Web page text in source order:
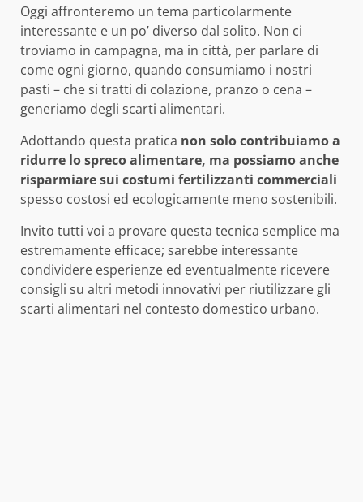
Oggi affronteremo un tema particolarmente
interessante e un po’ diverso dal solito. Non ci
troviamo in campagna, ma in città, per parlare di
come ogni giorno, quando consumiamo i nostri
pasti – che si tratti di colazione, pranzo o cena –
generiamo degli scarti alimentari.
Adottando questa pratica non solo contribuiamo a
ridurre lo spreco alimentare, ma possiamo anche
risparmiare sui costumi fertilizzanti commerciali
spesso costosi ed ecologicamente meno sostenibili.
Invito tutti voi a provare questa tecnica semplice ma
estremamente efficace; sarebbe interessante
condividere esperienze ed eventualmente ricevere
consigli su altri metodi innovativi per riutilizzare gli
scarti alimentari nel contesto domestico urbano.